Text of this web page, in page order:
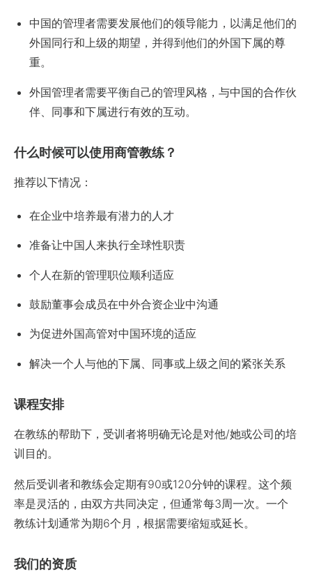
中国的管理者需要发展他们的领导能力，以满足他们的
外国同行和上级的期望，并得到他们的外国下属的尊
重。
外国管理者需要平衡自己的管理风格，与中国的合作伙
伴、同事和下属进行有效的互动。
什么时候可以使用商管教练？
推荐以下情况：
在企业中培养最有潜力的人才
准备让中国人来执行全球性职责
个人在新的管理职位顺利适应
鼓励董事会成员在中外合资企业中沟通
为促进外国高管对中国环境的适应
解决一个人与他的下属、同事或上级之间的紧张关系
课程安排
在教练的帮助下，受训者将明确无论是对他/她或公司的培
训目的。
然后受训者和教练会定期有90或120分钟的课程。这个频
率是灵活的，由双方共同决定，但通常每3周一次。一个
教练计划通常为期6个月，根据需要缩短或延长。
我们的资质